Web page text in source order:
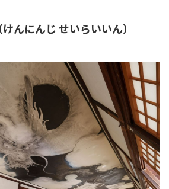
んにんじ せいらいいん）